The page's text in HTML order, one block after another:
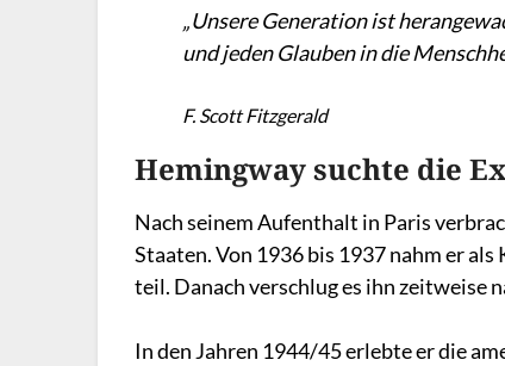
„Unsere Generation ist
und jeden Glauben in die
F. Scott Fitzgerald
Hemingway suchte die
Nach seinem Aufenthalt in Paris
Staaten. Von 1936 bis 1937 nahm er
teil. Danach verschlug es ihn zeitweise
In den Jahren 1944/45 erlebte er die